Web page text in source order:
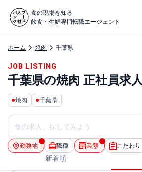
食の現場を知る
飲食・生鮮専門転職エージェント
ホーム 焼肉 千葉県
JOB LISTING
千葉県の焼肉 正社員求人
焼肉 千葉県
勤務地 職種 業態 こだわり
新着順